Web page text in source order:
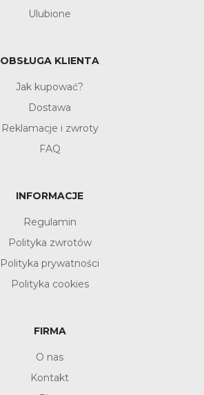
Ulubione
OBSŁUGA KLIENTA
Jak kupować?
Dostawa
Reklamacje i zwroty
FAQ
INFORMACJE
Regulamin
Polityka zwrotów
Polityka prywatności
Polityka cookies
FIRMA
O nas
Kontakt